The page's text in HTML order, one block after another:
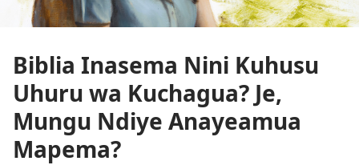
Biblia Inasema Nini Kuhusu
Uhuru wa Kuchagua? Je,
Mungu Ndiye Anayeamua
Mapema?